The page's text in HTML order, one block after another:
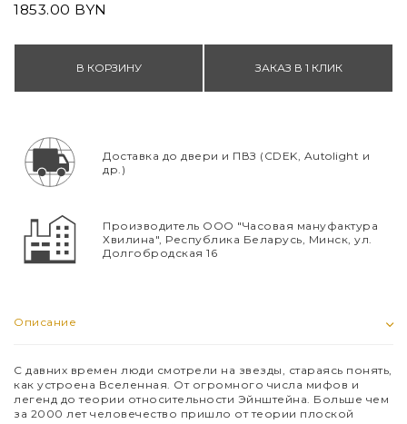
1853.00 BYN
В КОРЗИНУ ЗАКАЗ В 1 КЛИК
Доставка до двери и ПВЗ (CDEK, Autolight и
др.)
Производитель ООО "Часовая мануфактура
Хвилина", Республика Беларусь, Минск, ул.
Долгобродская 16
Описание
С давних времен люди смотрели на звезды, стараясь понять,
как устроена Вселенная. От огромного числа мифов и
легенд до теории относительности Эйнштейна. Больше чем
за 2000 лет человечество пришло от теории плоской